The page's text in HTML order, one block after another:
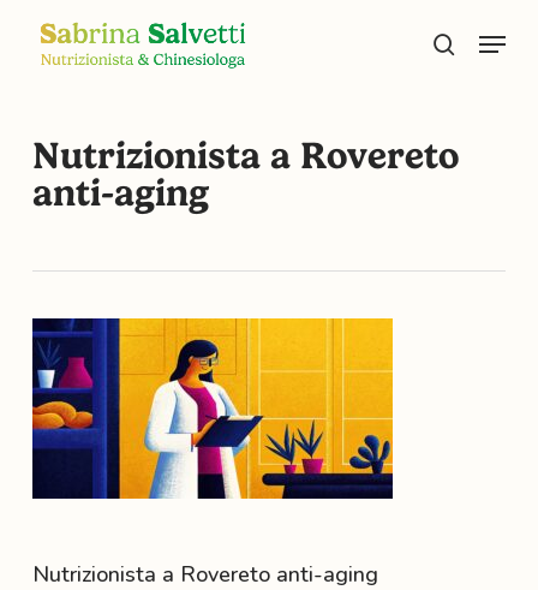
search
Menu
Nutrizionista a Rovereto
anti-aging
Nutrizionista a Rovereto anti-aging